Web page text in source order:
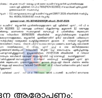
ആരോപണം: